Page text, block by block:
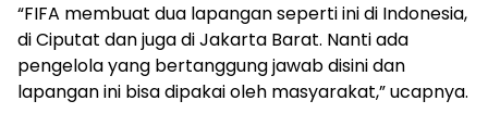
“FIFA membuat dua lapangan seperti ini di Indonesia,
di Ciputat dan juga di Jakarta Barat. Nanti ada
pengelola yang bertanggung jawab disini dan
lapangan ini bisa dipakai oleh masyarakat,” ucapnya.